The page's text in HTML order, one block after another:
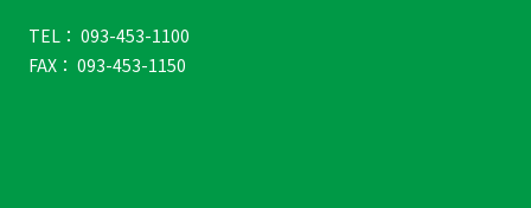
TEL： 093-453-1100
FAX： 093-453-1150